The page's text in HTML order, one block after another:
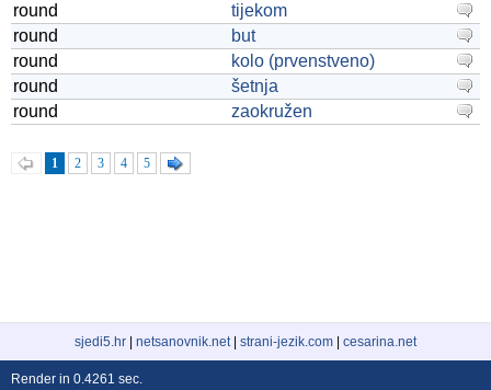
round
tijekom
round
but
round
kolo (prvenstveno)
round
šetnja
round
zaokružen
1 2 3 4 5
sjedi5.hr netsanovnik.net| strani-jezik.com cesarina.net
Render in 0.4261 sec.